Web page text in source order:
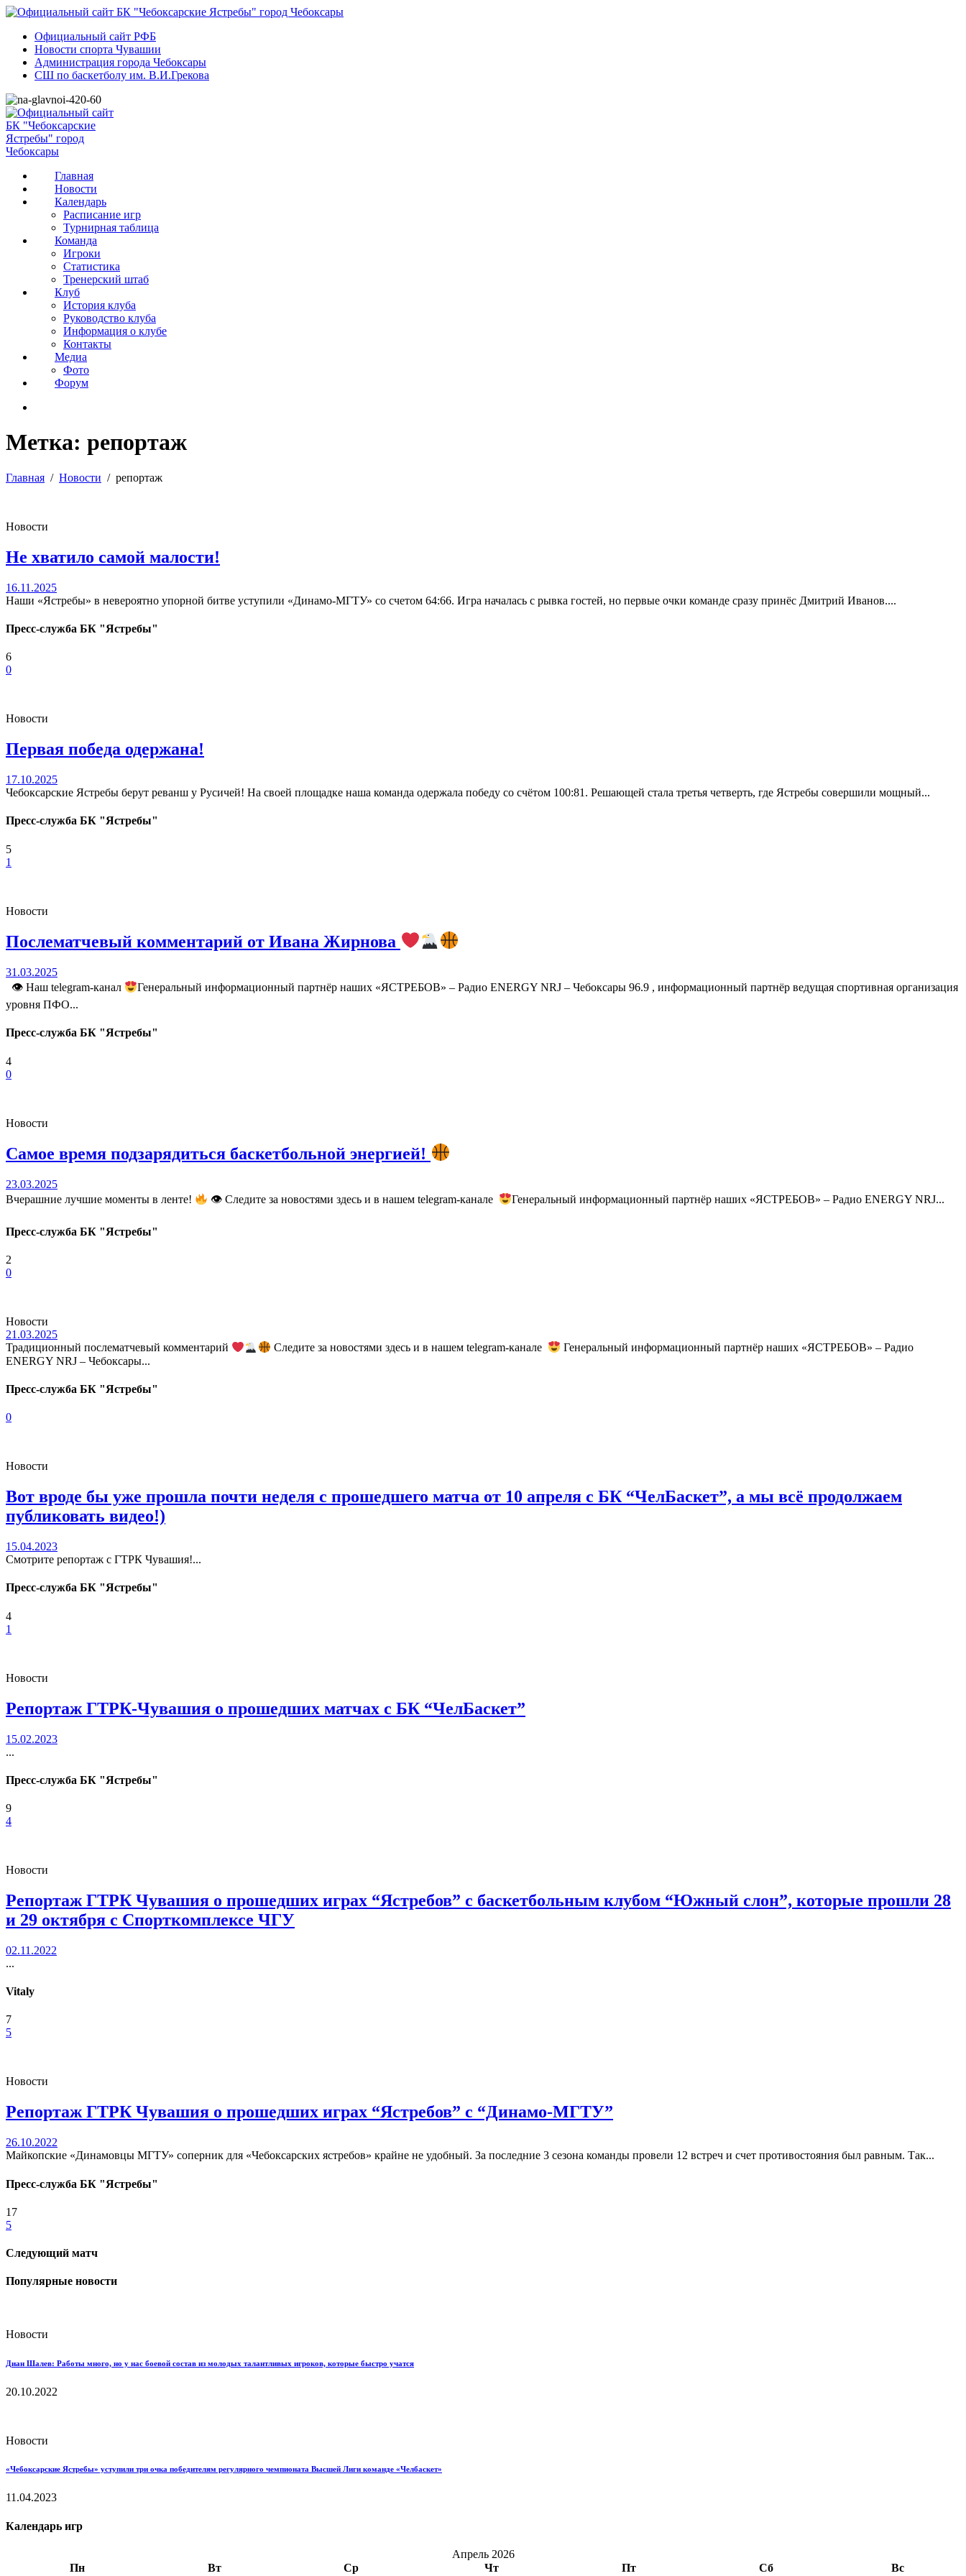
Официальный сайт РФБ
Новости спорта Чувашии
Администрация города Чебоксары
СШ по баскетболу им. В.И.Грекова
Главная
Новости
Календарь
Расписание игр
Турнирная таблица
Команда
Игроки
Статистика
Тренерский штаб
Клуб
История клуба
Руководство клуба
Информация о клубе
Контакты
Медиа
Фото
Форум
Метка: репортаж
Главная Новости репортаж
Новости
Не хватило самой малости!
16.11.2025
Наши «Ястребы» в невероятно упорной битве уступили «Динамо-МГТУ» со счетом 64:66. Игра началась с рывка гостей, но первые очки команде сразу принёс Дмитрий Иванов....
Пресс-служба БК "Ястребы"
6
0
Новости
Первая победа одержана!
17.10.2025
Чебоксарские Ястребы берут реванш у Русичей! На своей площадке наша команда одержала победу со счётом 100:81. Решающей стала третья четверть, где Ястребы совершили мощный...
Пресс-служба БК "Ястребы"
5
1
Новости
Послематчевый комментарий от Ивана Жирнова
31.03.2025
👁 Наш telegram-канал
Генеральный информационный партнёр наших «ЯСТРЕБОВ» – Радио ENERGY NRJ – Чебоксары 96.9 , информационный партнёр ведущая спортивная организация
уровня ПФО...
Пресс-служба БК "Ястребы"
4
0
Новости
Самое время подзарядиться баскетбольной энергией!
23.03.2025
Вчерашние лучшие моменты в ленте!
👁 Следите за новостями здесь и в нашем telegram-канале Генеральный информационный партнёр наших «ЯСТРЕБОВ» – Радио ENERGY NRJ...
Пресс-служба БК "Ястребы"
2
0
Новости
21.03.2025
Традиционный послематчевый комментарий
Следите за новостями здесь и в нашем telegram-канале
Генеральный информационный партнёр наших «ЯСТРЕБОВ» – Радио
ENERGY NRJ – Чебоксары...
Пресс-служба БК "Ястребы"
0
Новости
Вот вроде бы уже прошла почти неделя с прошедшего матча от 10 апреля с БК “ЧелБаскет”, а мы всё продолжаем
публиковать видео!)
15.04.2023
Смотрите репортаж с ГТРК Чувашия!...
Пресс-служба БК "Ястребы"
4
1
Новости
Репортаж ГТРК-Чувашия о прошедших матчах с БК “ЧелБаскет”
15.02.2023
...
Пресс-служба БК "Ястребы"
9
4
Новости
Репортаж ГТРК Чувашия о прошедших играх “Ястребов” с баскетбольным клубом “Южный слон”, которые прошли 28
и 29 октября с Спорткомплексе ЧГУ
02.11.2022
...
Vitaly
7
5
Новости
Репортаж ГТРК Чувашия о прошедших играх “Ястребов” с “Динамо-МГТУ”
26.10.2022
Майкопские «Динамовцы МГТУ» соперник для «Чебоксарских ястребов» крайне не удобный. За последние 3 сезона команды провели 12 встреч и счет противостояния был равным. Так...
Пресс-служба БК "Ястребы"
17
5
Следующий матч
Популярные новости
Новости
Диан Шалев: Работы много, но у нас боевой состав из молодых талантливых игроков, которые быстро учатся
20.10.2022
Новости
«Чебоксарские Ястребы» уступили три очка победителям регулярного чемпионата Высшей Лиги команде «Челбаскет»
11.04.2023
Календарь игр
Апрель 2026
Пн
Вт Ср Чт Пт Сб
Вс